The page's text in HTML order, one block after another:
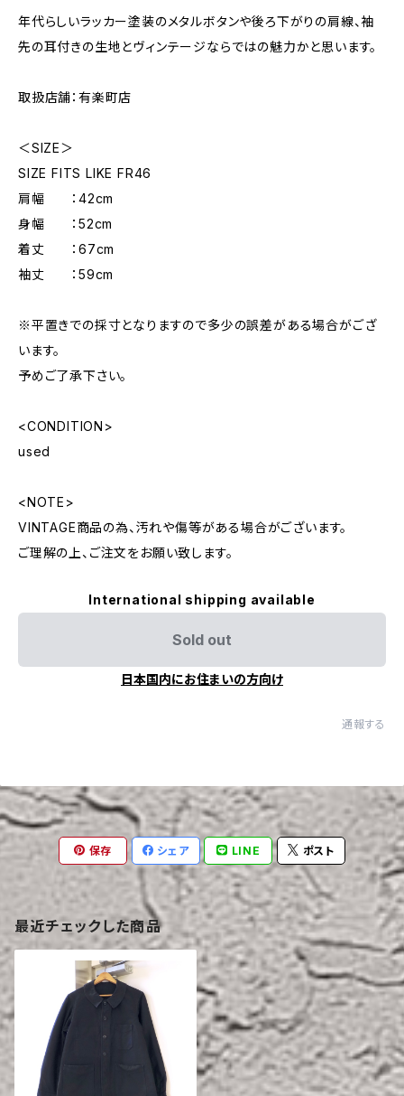
年代らしいラッカー塗装のメタルボタンや後ろ下がりの肩線、袖
先の耳付きの生地とヴィンテージならではの魅力かと思います。
取扱店舗：有楽町店
＜SIZE＞
SIZE FITS LIKE FR46
肩幅 ：42cm
身幅 ：52cm
着丈 ：67cm
袖丈 ：59cm
※平置きでの採寸となりますので多少の誤差がある場合がござ
います。
予めご了承下さい。
<CONDITION>
used
<NOTE>
VINTAGE商品の為、汚れや傷等がある場合がございます。
ご理解の上、ご注文をお願い致します。
International shipping available
Sold out
日本国内にお住まいの方向け
通報する
保存 シェア LINE ポスト
最近チェックした商品